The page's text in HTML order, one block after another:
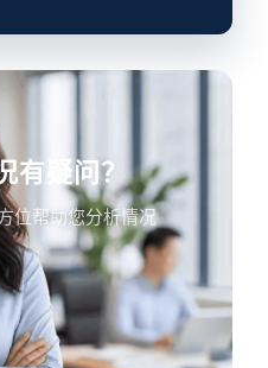
有疑问？
位帮助您分析情况